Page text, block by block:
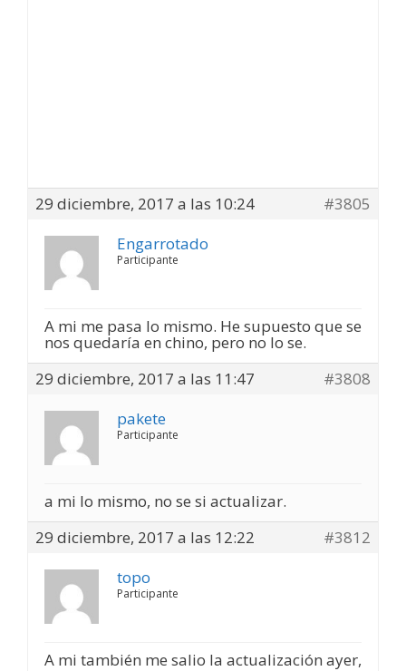
29 diciembre, 2017 a las 10:24
#3805
Engarrotado
Participante
A mi me pasa lo mismo. He supuesto que se
nos quedaría en chino, pero no lo se.
29 diciembre, 2017 a las 11:47
#3808
pakete
Participante
a mi lo mismo, no se si actualizar.
29 diciembre, 2017 a las 12:22
#3812
topo
Participante
A mi también me salio la actualización ayer,